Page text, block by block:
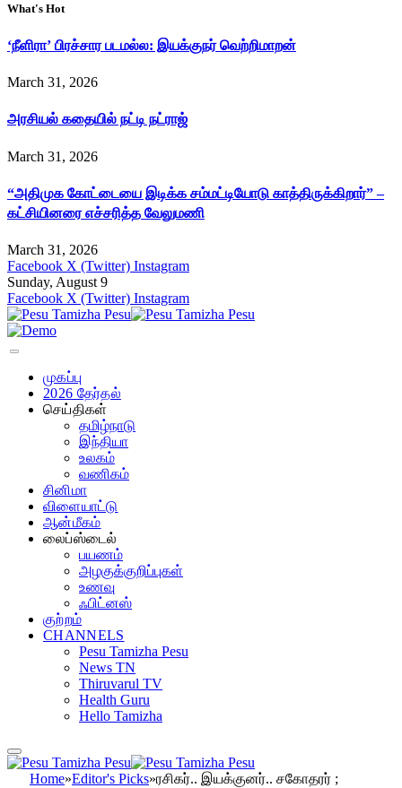
What's Hot
‘நீளிரா’ பிரச்சார படமல்ல: இயக்குநர் வெற்றிமாறன்
March 31, 2026
அரசியல் கதையில் நட்டி நட்ராஜ்
March 31, 2026
“அதிமுக கோட்டையை இடிக்க சம்மட்டியோடு காத்திருக்கிறார்” –
கட்சியினரை எச்சரித்த வேலுமணி
March 31, 2026
Facebook X (Twitter) Instagram
Sunday, August 9
Facebook X (Twitter) Instagram
முகப்பு
2026 தேர்தல்
செய்திகள்
தமிழ்நாடு
இந்தியா
உலகம்
வணிகம்
சினிமா
விளையாட்டு
ஆன்மீகம்
லைப்ஸ்டைல்
பயணம்
அழகுக்குறிப்புகள்
உணவு
ஃபிட்னஸ்
குற்றம்
CHANNELS
Pesu Tamizha Pesu
News TN
Thiruvarul TV
Health Guru
Hello Tamizha
Home»Editor's Picks»ரசிகர்.. இயக்குனர்.. சகோதரர் ;